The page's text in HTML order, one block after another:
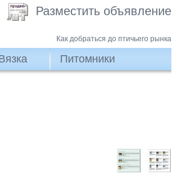
Разместить объявление
Как добраться до птичьего рынка
Питомники